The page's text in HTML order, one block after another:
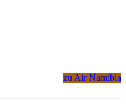
zu Air Namibia